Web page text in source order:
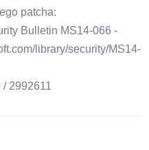
patcha:
Bulletin MS14-066 -
library/security/MS14-
2992611